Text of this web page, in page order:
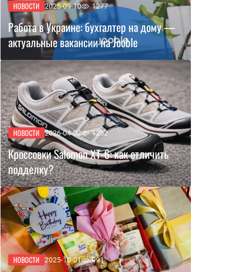
НОВОСТИ 2025-09-10 1277
Работа в Украине: бухгалтер на дому —
актуальные вакансии на Jooble
НОВОСТИ 2026-04-02 1252
Кроссовки Salomon XT-6: как отличить
подделку?
НОВОСТИ 2025-10-01 991